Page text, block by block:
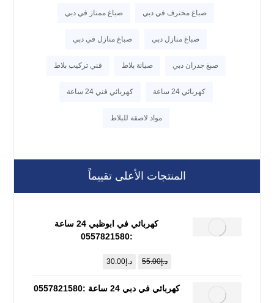
صباغ محترف في دبي صباغ ممتاز في دبي
صباغ منازل دبي صباغ منازل في دبي
صبغ جدران دبي صيانة بلاط فني تركيب بلاط
كهربائي 24 ساعة كهربائي فني 24 ساعة
مواد لاصقة للبلاط
المنتجات الأعلى تقييماً
كهربائي في ابوظبي 24 ساعة
:0557821580
د.إ55.00 د.إ 30.00
كهربائي في دبي 24 ساعة :0557821580